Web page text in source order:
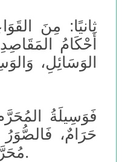
ثانيًا: مِنَ
أَحْكَامُ
الوَسَائِلِ،
فَوَسِيلَةُ
حَرَامٌ، فَالصُّوَرُ
مُحَرَّمٌ، وَلَا يَجُوزُ اسْتِعْمَالُ ذَلِكَ في تَرْوِيجِ البَضَائِعِ.